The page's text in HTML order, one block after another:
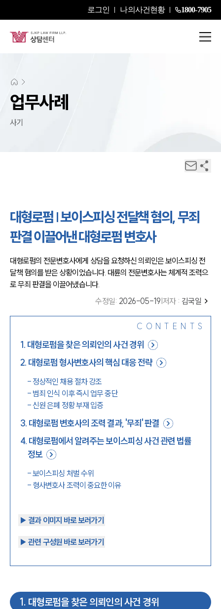
로그인 나의사건현황 1800-7905
업무사례
사기
대형로펌 | 보이스피싱 전달책 혐의, 무죄
판결 이끌어낸 대형로펌 변호사
대형로펌의 전문변호사에게 상담을 요청하신 의뢰인은 보이스피싱 전
달책 혐의를 받은 상황이었습니다. 대륜의 전문변호사는 체계적 조력으
로 무죄 판결을 이끌어냈습니다.
수정일: 2026-05-19 |저자 : 김국일
CONTENTS
1. 대형로펌을 찾은 의뢰인의 사건 경위
2. 대형로펌 형사변호사의 핵심 대응 전략
- 정상적인 채용 절차 강조
- 범죄 인식 이후 즉시 업무 중단
-신원 은폐 정황 부재 입증
3. 대형로펌 변호사의 조력 결과, '무죄' 판결
4. 대형로펌에서 알려주는 보이스피싱 사건 관련 법률
정보
-보이스피싱 처벌 수위
- 형사변호사 조력이 중요한 이유
▶︎ 결과 이미지 바로 보러가기
▶︎ 관련 구성원 바로 보러가기
1. 대형로펌을 찾은 의뢰인의 사건 경위